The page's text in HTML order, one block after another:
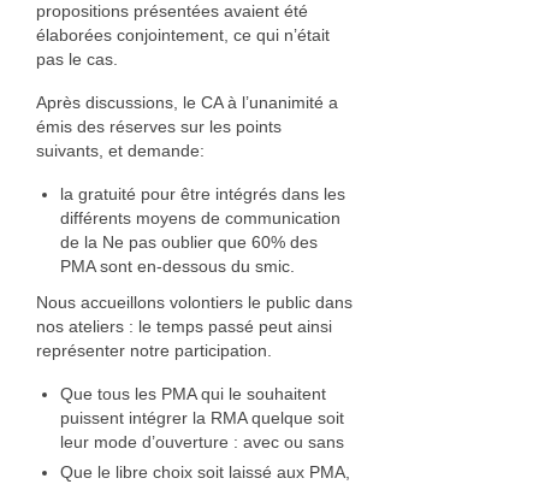
Estampe, papier
Francine Copet
Pierre Jonquières
Ameublement et décoration
Photographie
François Rey
Fer
propositions présentées avaient été
élaborées conjointement, ce qui n’était
pas le cas.
Après discussions, le CA à l’unanimité a
émis des réserves sur les points
suivants, et demande:
la gratuité pour être intégrés dans les
différents moyens de communication
de la Ne pas oublier que 60% des
PMA sont en-dessous du smic.
Nous accueillons volontiers le public dans
nos ateliers : le temps passé peut ainsi
représenter notre participation.
Que tous les PMA qui le souhaitent
puissent intégrer la RMA quelque soit
leur mode d’ouverture : avec ou sans
Que le libre choix soit laissé aux PMA,